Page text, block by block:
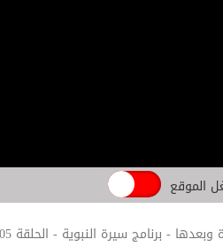
الموقع
- برنامج سيرة النبوية - الحلقة 05